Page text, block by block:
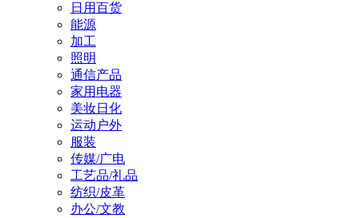
日用百货
能源
加工
照明
通信产品
家用电器
美妆日化
运动户外
服装
传媒/广电
工艺品/礼品
纺织/皮革
办公/文教